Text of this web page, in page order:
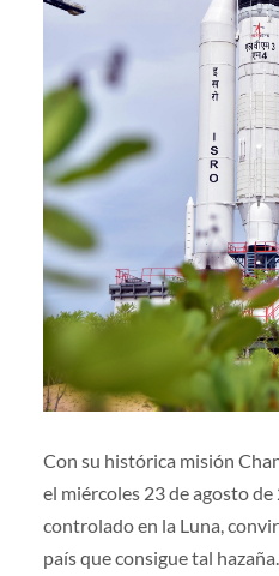
Con su histórica misión
el miércoles 23 de agosto
controlado en la Luna,
país que consigue tal hazaña.